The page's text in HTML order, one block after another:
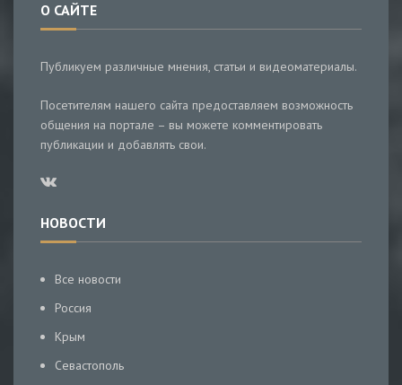
О САЙТЕ
Публикуем различные мнения, статьи и видеоматериалы.
Посетителям нашего сайта предоставляем возможность
общения на портале – вы можете комментировать
публикации и добавлять свои.
НОВОСТИ
Все новости
Россия
Крым
Севастополь